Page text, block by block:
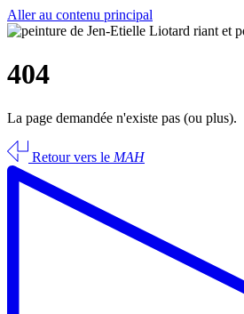
Aller au contenu principal
404
La page demandée n'existe pas (ou plus).
Retour vers le MAH